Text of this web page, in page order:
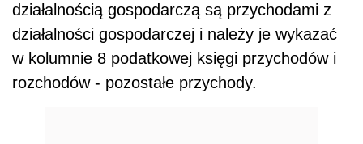
działalnością gospodarczą są przychodami z
działalności gospodarczej i należy je wykazać
w kolumnie 8 podatkowej księgi przychodów i
rozchodów - pozostałe przychody.